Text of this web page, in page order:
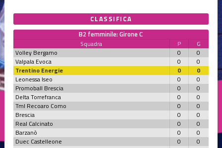
CLASSIFICA
B2 femminile: Girone C
Squadra P
G
Volley Bergamo
0
0
Valpala Evoca
0
0
Trentino Energie
0
0
Leonessa Iseo
0
0
Promoball Brescia
0
0
Delta Torrefranca
0
0
Tml Recoaro Como
0
0
Brescia
0
0
Real Calcinato
0
0
Barzanò
0
0
Duec Castelleone
0
0